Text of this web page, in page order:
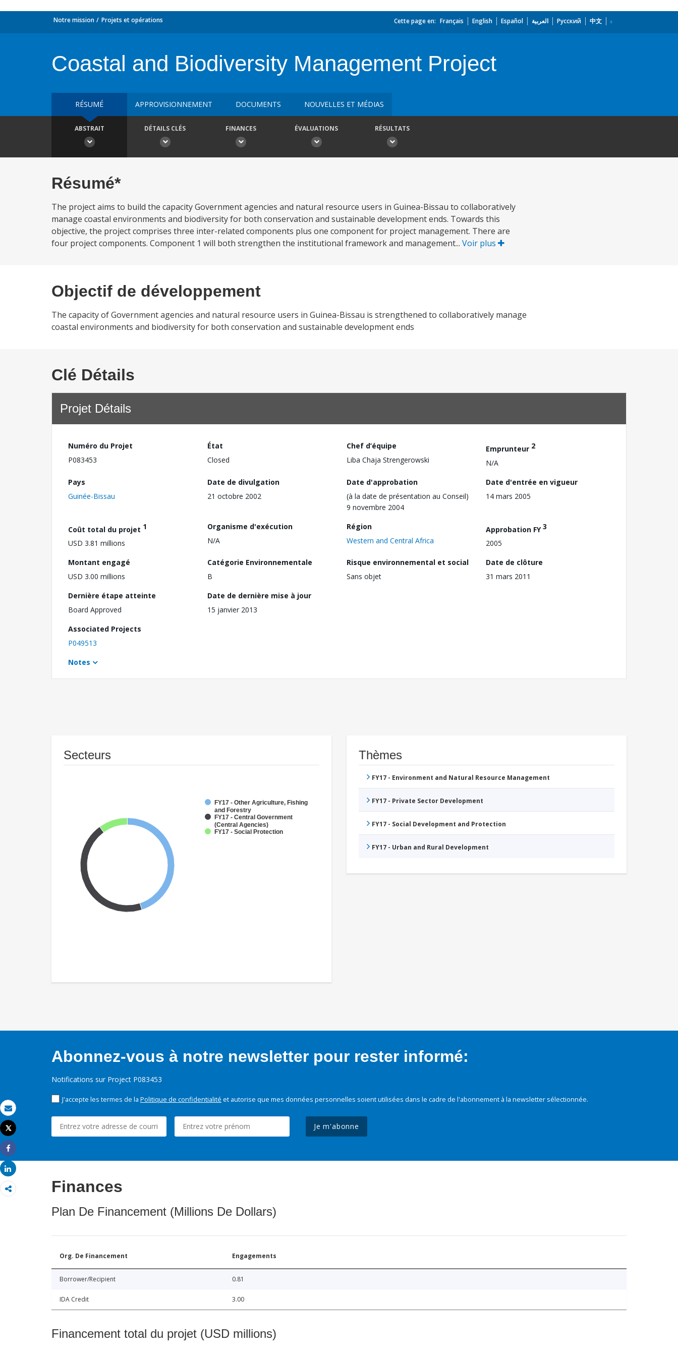
Email
Imprimer
Tweet
Share
Share
Notre mission Projets et opérations Cette page en: Français English Español العربية Русский 中文
Coastal and Biodiversity Management Project
RÉSUMÉ APPROVISIONNEMENT DOCUMENTS NOUVELLES ET MÉDIAS
ABSTRAIT DÉTAILS CLÉS FINANCES ÉVALUATIONS RÉSULTATS
Résumé*
The project aims to build the capacity Government agencies and natural resource users in Guinea-Bissau to collaboratively
manage coastal environments and biodiversity for both conservation and sustainable development ends. Towards this
objective, the project comprises three inter-related components plus one component for project management. There are
four project components. Component 1 will both strengthen the institutional framework and management... Voir plus
Objectif de développement
The capacity of Government agencies and natural resource users in Guinea-Bissau is strengthened to collaboratively manage
coastal environments and biodiversity for both conservation and sustainable development ends
Clé Détails
Projet Détails
Numéro du Projet
P083453
État
Closed
Chef d’équipe
Liba Chaja Strengerowski
Emprunteur 2
N/A
Pays
Guinée-Bissau
Date de divulgation
21 octobre 2002
Date d'approbation
(à la date de présentation au Conseil)
9 novembre 2004
Date d'entrée en vigueur
14 mars 2005
Coût total du projet 1
USD 3.81 millions
Organisme d'exécution
N/A
Région
Western and Central Africa
Approbation FY3
2005
Montant engagé
USD 3.00 millions
Catégorie Environnementale
B
Risque environnemental et social
Sans objet
Date de clôture
31 mars 2011
Dernière étape atteinte
Board Approved
Date de dernière mise à jour
15 janvier 2013
Associated Projects
P049513
Notes
Secteurs
FY17 - Other Agriculture, Fishing
and Forestry
FY17 - Central Government
(Central Agencies)
FY17 - Social Protection
Thèmes
FY17 - Environment and Natural Resource Management
FY17 - Private Sector Development
FY17 - Social Development and Protection
FY17 - Urban and Rural Development
Abonnez-vous à notre newsletter pour rester informé:
Notifications sur Project P083453
J'accepte les termes de la Politique de confidentialité et autorise que mes données personnelles soient utilisées dans le cadre de l'abonnement à la newsletter sélectionnée.
Je m'abonne
Finances
Plan De Financement (Millions De Dollars)
Org. De Financement Engagements
Borrower/Recipient 0.81
IDA Credit 3.00
Financement total du projet (USD millions)